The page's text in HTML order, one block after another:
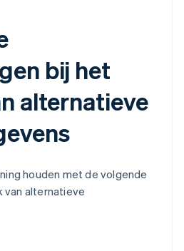
bij het
alternatieve
houden met de volgende
van alternatieve